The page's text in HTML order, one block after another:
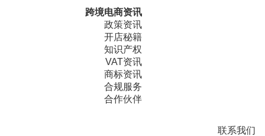
跨境电商资讯
政策资讯
开店秘籍
知识产权
VAT资讯
商标资讯
合规服务
合作伙伴
联系我们